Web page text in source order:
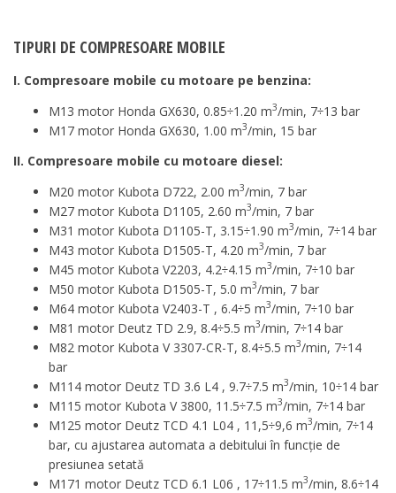
TIPURI DE COMPRESOARE MOBILE
I. Compresoare mobile cu motoare pe benzina:
M13 motor Honda GX630, 0.85÷1.20 m3/min, 7÷13 bar
M17 motor Honda GX630, 1.00 m3/min, 15 bar
II. Compresoare mobile cu motoare diesel:
M20 motor Kubota D722, 2.00 m3/min, 7 bar
M27 motor Kubota D1105, 2.60 m3/min, 7 bar
M31 motor Kubota D1105-T, 3.15÷1.90 m3/min, 7÷14 bar
M43 motor Kubota D1505-T, 4.20 m3/min, 7 bar
M45 motor Kubota V2203, 4.2÷4.15 m3/min, 7÷10 bar
M50 motor Kubota D1505-T, 5.0 m3/min, 7 bar
M64 motor Kubota V2403-T , 6.4÷5 m3/min, 7÷10 bar
M81 motor Deutz TD 2.9, 8.4÷5.5 m3/min, 7÷14 bar
M82 motor Kubota V 3307-CR-T, 8.4÷5.5 m3/min, 7÷14
bar
M114 motor Deutz TD 3.6 L4 , 9.7÷7.5 m3/min, 10÷14 bar
M115 motor Kubota V 3800, 11.5÷7.5 m3/min, 7÷14 bar
M125 motor Deutz TCD 4.1 L04 , 11,5÷9,6 m3/min, 7÷14
bar, cu ajustarea automata a debitului în funcție de
presiunea setată
M171 motor Deutz TCD 6.1 L06 , 17÷11.5 m3/min, 8.6÷14